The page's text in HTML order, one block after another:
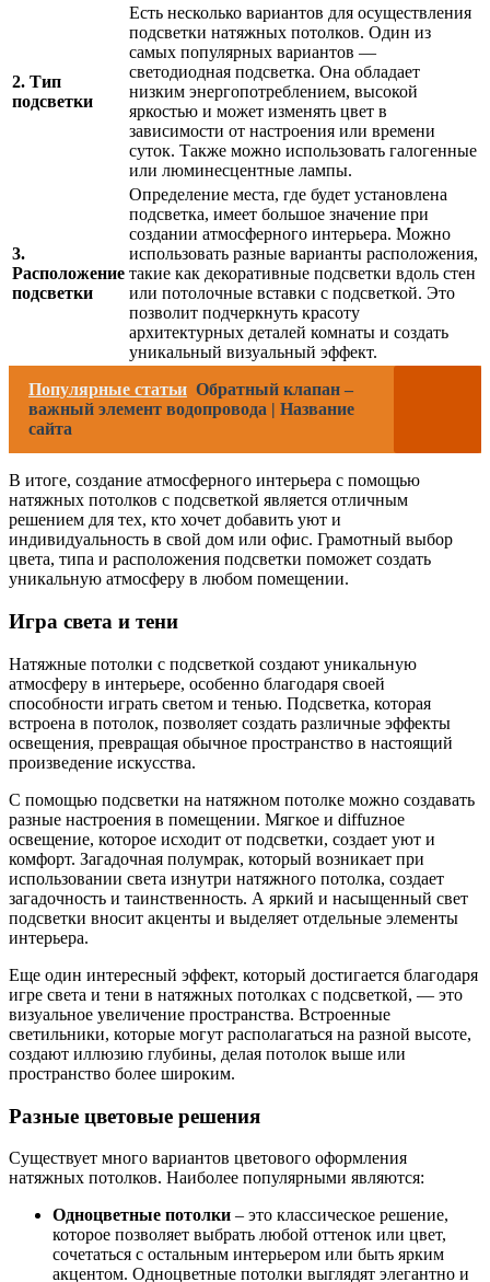
2. Тип
подсветки
Есть несколько вариантов для осуществления
подсветки натяжных потолков. Один из
самых популярных вариантов —
светодиодная подсветка. Она обладает
низким энергопотреблением, высокой
яркостью и может изменять цвет в
зависимости от настроения или времени
суток. Также можно использовать галогенные
или люминесцентные лампы.
3.
Расположение
подсветки
Определение места, где будет установлена
подсветка, имеет большое значение при
создании атмосферного интерьера. Можно
использовать разные варианты расположения,
такие как декоративные подсветки вдоль стен
или потолочные вставки с подсветкой. Это
позволит подчеркнуть красоту
архитектурных деталей комнаты и создать
уникальный визуальный эффект.
Популярные статьи Обратный клапан –
важный элемент водопровода | Название
сайта
В итоге, создание атмосферного интерьера с помощью
натяжных потолков с подсветкой является отличным
решением для тех, кто хочет добавить уют и
индивидуальность в свой дом или офис. Грамотный выбор
цвета, типа и расположения подсветки поможет создать
уникальную атмосферу в любом помещении.
Игра света и тени
Натяжные потолки с подсветкой создают уникальную
атмосферу в интерьере, особенно благодаря своей
способности играть светом и тенью. Подсветка, которая
встроена в потолок, позволяет создать различные эффекты
освещения, превращая обычное пространство в настоящий
произведение искусства.
С помощью подсветки на натяжном потолке можно создавать
разные настроения в помещении. Мягкое и diffuzное
освещение, которое исходит от подсветки, создает уют и
комфорт. Загадочная полумрак, который возникает при
использовании света изнутри натяжного потолка, создает
загадочность и таинственность. А яркий и насыщенный свет
подсветки вносит акценты и выделяет отдельные элементы
интерьера.
Еще один интересный эффект, который достигается благодаря
игре света и тени в натяжных потолках с подсветкой, — это
визуальное увеличение пространства. Встроенные
светильники, которые могут располагаться на разной высоте,
создают иллюзию глубины, делая потолок выше или
пространство более широким.
Разные цветовые решения
Существует много вариантов цветового оформления
натяжных потолков. Наиболее популярными являются:
Одноцветные потолки – это классическое решение,
которое позволяет выбрать любой оттенок или цвет,
сочетаться с остальным интерьером или быть ярким
акцентом. Одноцветные потолки выглядят элегантно и